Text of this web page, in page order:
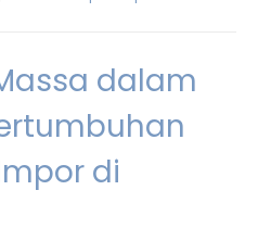
dalam
di